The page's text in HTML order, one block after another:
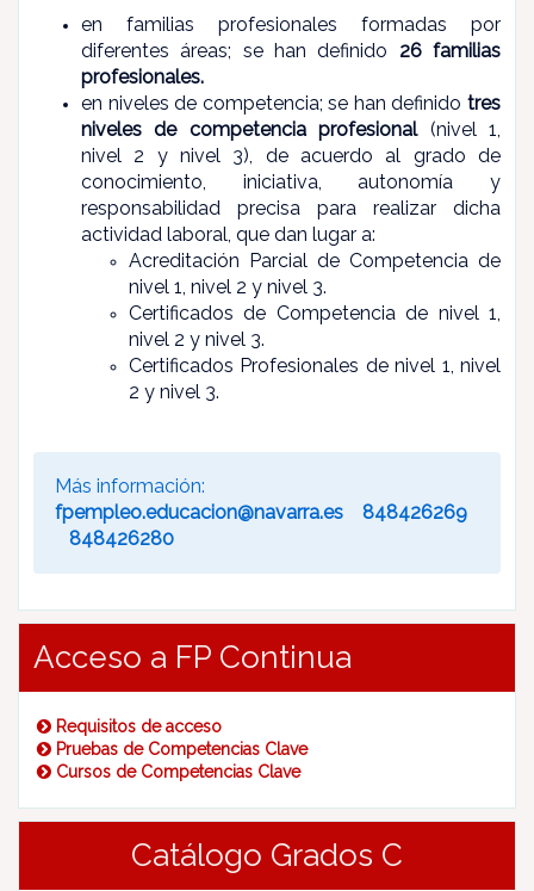
en familias profesionales formadas por
diferentes áreas; se han definido 26 familias
profesionales.
en niveles de competencia; se han definido tres
niveles de competencia profesional(nivel 1,
nivel 2 y nivel 3), de acuerdo al grado de
conocimiento, iniciativa, autonomía y
responsabilidad precisa para realizar dicha
actividad laboral, que dan lugar a:
Acreditación Parcial de Competencia de
nivel 1, nivel 2 y nivel 3.
Certificados de Competencia de nivel 1,
nivel 2 y nivel 3.
Certificados Profesionales de nivel 1, nivel
2 y nivel 3.
Más información:
fpempleo.educacion@navarra.es
848426269
848426280
Acceso a FP Continua
Requisitos de acceso
Pruebas de Competencias Clave
Cursos de Competencias Clave
Catálogo Grados C